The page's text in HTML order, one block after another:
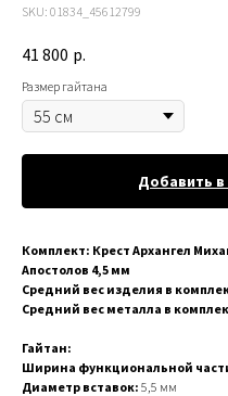
SKU: 01834_45612799
41 800 р.
Размер гайтана
Добавить в
Комплект: Крест Архангел
Апостолов 4,5 мм
Средний вес изделия в
Средний вес металла в
Гайтан:
Ширина функциональной
Диаметр вставок: 5,5 мм